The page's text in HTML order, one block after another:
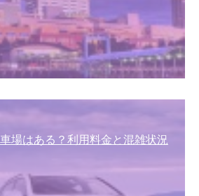
場はある？利用料金と混雑状況